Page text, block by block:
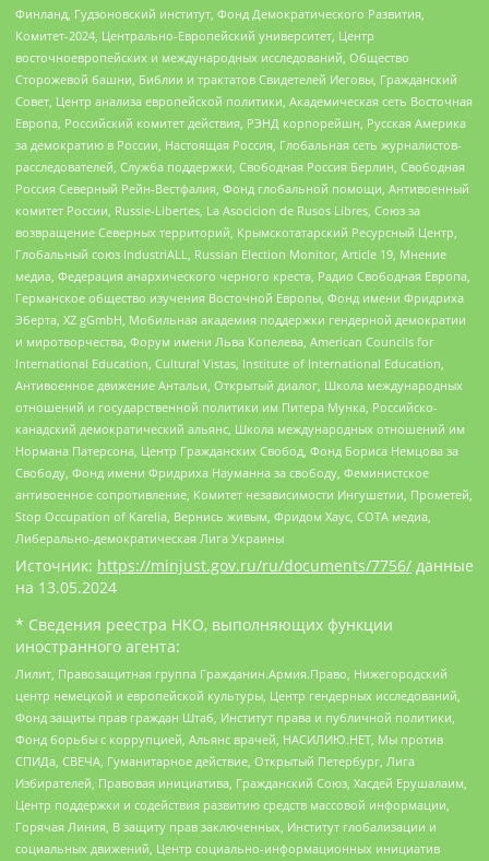
Финланд, Гудзоновский институт, Фонд Демократического Развития,
Комитет-2024, Центрально-Европейский университет, Центр
восточноевропейских и международных исследований, Общество
Сторожевой башни, Библии и трактатов Свидетелей Иеговы, Гражданский
Совет, Центр анализа европейской политики, Академическая сеть Восточная
Европа, Российский комитет действия, РЭНД корпорейшн, Русская Америка
за демократию в России, Настоящая Россия, Глобальная сеть журналистов-
расследователей, Служба поддержки, Свободная Россия Берлин, Свободная
Россия Северный Рейн-Вестфалия, Фонд глобальной помощи, Антивоенный
комитет России, Russie-Libertes, La Asocicion de Rusos Libres, Союз за
возвращение Северных территорий, Крымскотатарский Ресурсный Центр,
Глобальный союз IndustriALL, Russian Election Monitor, Article 19, Мнение
медиа, Федерация анархического черного креста, Радио Свободная Европа,
Германское общество изучения Восточной Европы, Фонд имени Фридриха
Эберта, XZ gGmbH, Мобильная академия поддержки гендерной демократии
и миротворчества, Форум имени Льва Копелева, American Councils for
International Education, Cultural Vistas, Institute of International Education,
Антивоенное движение Антальи, Открытый диалог, Школа международных
отношений и государственной политики им Питера Мунка, Российско-
канадский демократический альянс, Школа международных отношений им
Нормана Патерсона, Центр Гражданских Свобод, Фонд Бориса Немцова за
Свободу, Фонд имени Фридриха Науманна за свободу, Феминистское
антивоенное сопротивление, Комитет независимости Ингушетии, Прометей,
Stop Occupation of Karelia, Вернись живым, Фридом Хаус, СОТА медиа,
Либерально-демократическая Лига Украины
Источник: https://minjust.gov.ru/ru/documents/7756/ данные
на 13.05.2024
* Сведения реестра НКО, выполняющих функции
иностранного агента:
Лилит, Правозащитная группа Гражданин.Армия.Право, Нижегородский
центр немецкой и европейской культуры, Центр гендерных исследований,
Фонд защиты прав граждан Штаб, Институт права и публичной политики,
Фонд борьбы с коррупцией, Альянс врачей, НАСИЛИЮ.НЕТ, Мы против
СПИДа, СВЕЧА, Гуманитарное действие, Открытый Петербург, Лига
Избирателей, Правовая инициатива, Гражданский Союз, Хасдей Ерушалаим,
Центр поддержки и содействия развитию средств массовой информации,
Горячая Линия, В защиту прав заключенных, Институт глобализации и
социальных движений, Центр социально-информационных инициатив